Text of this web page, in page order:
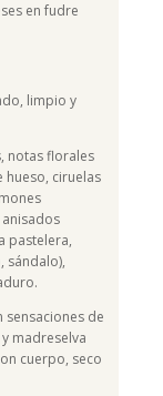
en fudre
limpio y
notas florales
hueso, ciruelas
pastelera,
sándalo),
sensaciones de
madreselva
cuerpo, seco